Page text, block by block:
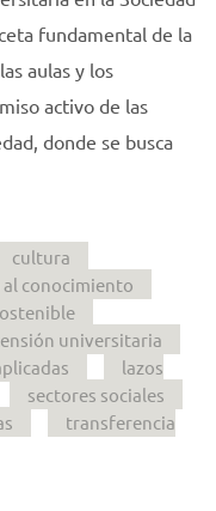
fundamental de la
aulas y los
activo de las
donde se busca
cultura
conocimiento
universitaria
lazos
sectores sociales
transferencia